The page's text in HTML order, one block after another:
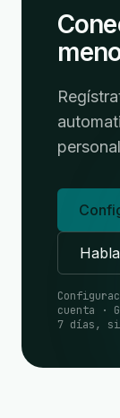
cuenta ·
7 días,